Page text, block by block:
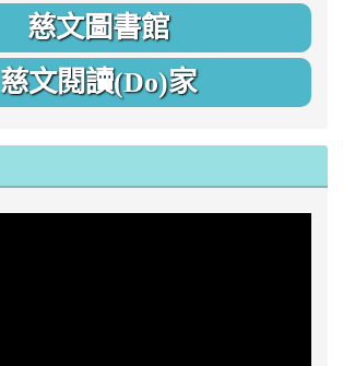
慈文圖書館
慈文閱讀(Do)家